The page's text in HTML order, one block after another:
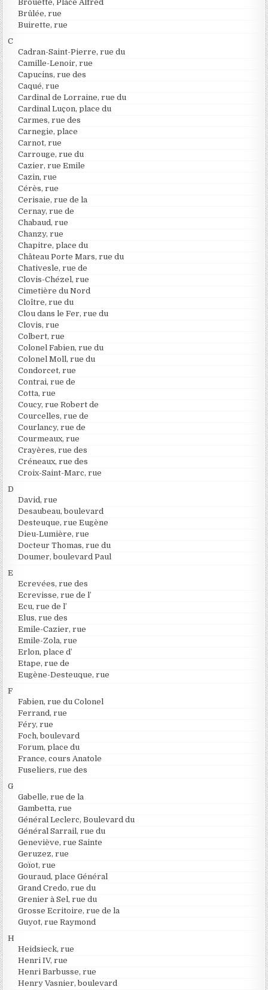
Brouette, Place Alfred
Brûlée, rue
Buirette, rue
C
Cadran-Saint-Pierre, rue du
Camille-Lenoir, rue
Capucins, rue des
Caqué, rue
Cardinal de Lorraine, rue du
Cardinal Luçon, place du
Carmes, rue des
Carnegie, place
Carnot, rue
Carrouge, rue du
Cazier, rue Emile
Cazin, rue
Cérès, rue
Cerisaie, rue de la
Cernay, rue de
Chabaud, rue
Chanzy, rue
Chapitre, place du
Château Porte Mars, rue du
Chativesle, rue de
Clovis-Chézel, rue
Cimetière du Nord
Cloître, rue du
Clou dans le Fer, rue du
Clovis, rue
Colbert, rue
Colonel Fabien, rue du
Colonel Moll, rue du
Condorcet, rue
Contrai, rue de
Cotta, rue
Coucy, rue Robert de
Courcelles, rue de
Courlancy, rue de
Courmeaux, rue
Crayères, rue des
Créneaux, rue des
Croix-Saint-Marc, rue
D
David, rue
Desaubeau, boulevard
Desteuque, rue Eugène
Dieu-Lumière, rue
Docteur Thomas, rue du
Doumer, boulevard Paul
E
Ecrevées, rue des
Ecrevisse, rue de l’
Ecu, rue de l’
Elus, rue des
Emile-Cazier, rue
Emile-Zola, rue
Erlon, place d’
Etape, rue de
Eugène-Desteuque, rue
F
Fabien, rue du Colonel
Ferrand, rue
Féry, rue
Foch, boulevard
Forum, place du
France, cours Anatole
Fuseliers, rue des
G
Gabelle, rue de la
Gambetta, rue
Général Leclerc, Boulevard du
Général Sarrail, rue du
Geneviève, rue Sainte
Geruzez, rue
Goïot, rue
Gouraud, place Général
Grand Credo, rue du
Grenier à Sel, rue du
Grosse Ecritoire, rue de la
Guyot, rue Raymond
H
Heidsieck, rue
Henri IV, rue
Henri Barbusse, rue
Henry Vasnier, boulevard